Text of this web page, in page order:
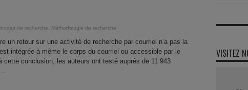
de recherche Méthodologie de recherche
un retour sur une activité de recherche par courriel n’a pas la
intégrée à même le corps du courriel ou accessible par le
cette conclusion, les auteurs ont testé auprès de 11 943
VISITEZ